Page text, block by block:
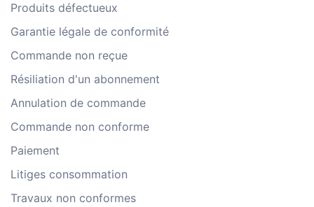
Produits défectueux
Garantie légale de conformité
Commande non reçue
Résiliation d'un abonnement
Annulation de commande
Commande non conforme
Paiement
Litiges consommation
Travaux non conformes